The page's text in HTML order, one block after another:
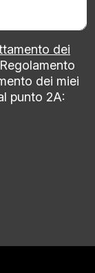
dei
dei miei
punto 2A: